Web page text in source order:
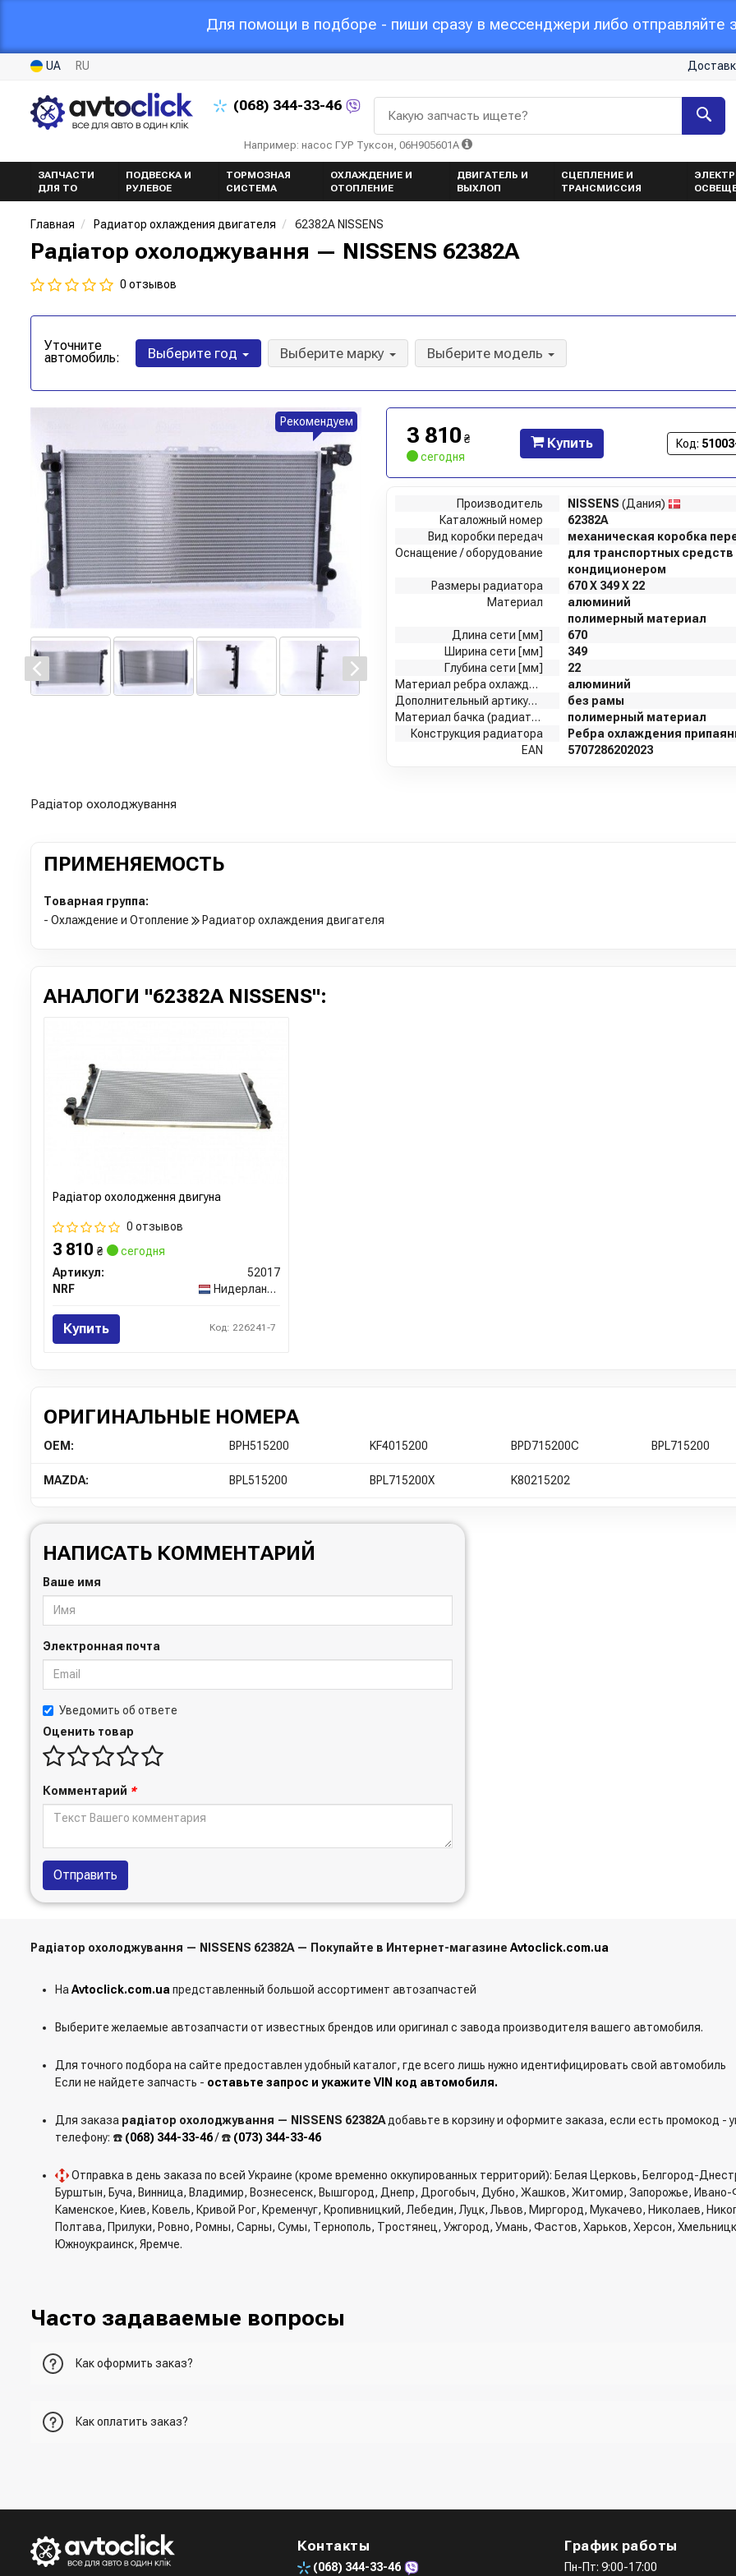
Для помощи в подборе - пиши сразу в мессенджери либо отправляйте
UA RU
(068) 344-33-46
Какую запчасть ищете?
Например: насос ГУР Туксон, 06H905601A
ЗАПЧАСТИ
ДЛЯ ТО
ПОДВЕСКА И
РУЛЕВОЕ
ТОРМОЗНАЯ
СИСТЕМА
ОХЛАЖДЕНИЕ И
ОТОПЛЕНИЕ
ДВИГАТЕЛЬ И
ВЫХЛОП
СЦЕПЛЕНИЕ И
ТРАНСМИССИЯ
Главная Радиатор охлаждения двигателя 62382A NISSENS
Радіатор охолоджування — NISSENS 62382A
0 отзывов
Уточните
автомобиль: Выберите год Выберите марку Выберите модель
Рекомендуем
3 810 ₴
сегодня
Купить Код:
Производитель NISSENS (Дания)
Каталожный номер
62382A
Вид коробки передач
механическая коробка
Оснащение / оборудование
для транспортных средств
кондиционером
Размеры радиатора
670 X 349 X 22
Материал
алюминий
полимерный материал
Длина сети [мм]
670
Ширина сети [мм]
349
Глубина сети [мм]
22
Материал ребра охлаждения
алюминий
Дополнительный артикул / дополнительная информация 2
без рамы
Материал бачка (радиатор)
полимерный материал
Конструкция радиатора
Ребра охлаждения
EAN
5707286202023
Радіатор охолоджування
ПРИМЕНЯЕМОСТЬ
Товарная группа:
- Охлаждение и Отопление
Радиатор охлаждения двигателя
АНАЛОГИ "62382A NISSENS":
Радіатор охолодження двигуна
0 отзывов
3 810 ₴
сегодня
Артикул:
52017
NRF
Нидерланды
Купить Код: 226241-7
ОРИГИНАЛЬНЫЕ НОМЕРА
OEM: BPH515200 KF4015200 BPD715200C BPL715200
MAZDA: BPL515200 BPL715200X K80215202
НАПИСАТЬ КОММЕНТАРИЙ
Ваше имя
Электронная почта
Уведомить об ответе
Оценить товар
Комментарий *
Отправить
Радіатор охолоджування — NISSENS 62382A — Покупайте в Интернет-магазине Avtoclick.com.ua
На Avtoclick.com.ua представленный большой ассортимент автозапчастей
Выберите желаемые автозапчасти от известных брендов или оригинал с завода производителя вашего автомобиля.
Для точного подбора на сайте предоставлен удобный каталог, где всего лишь нужно идентифицировать свой автомобиль
Если не найдете запчасть - оставьте запрос и укажите VIN код автомобиля.
Для заказа радіатор охолоджування — NISSENS 62382Aдобавьте в корзину и оформите заказа, если есть промокод -
телефону: ☎️ (068) 344-33-46/ ☎️ (073) 344-33-46
Отправка в день заказа по всей Украине (кроме временно оккупированных территорий): Белая Церковь, Белгород-
Бурштын, Буча, Винница, Владимир, Вознесенск, Вышгород, Днепр, Дрогобыч, Дубно, Жашков, Житомир, Запорожье,
Каменское, Киев, Ковель, Кривой Рог, Кременчуг, Кропивницкий, Лебедин, Луцк, Львов, Миргород, Мукачево, Николаев,
Полтава, Прилуки, Ровно, Ромны, Сарны, Сумы, Тернополь, Тростянец, Ужгород, Умань, Фастов, Харьков, Херсон,
Южноукраинск, Яремче.
Часто задаваемые вопросы
Как оформить заказ?
Четвертый вариант - заказать через доступные мессенджеры (viber, telegram)
Как оплатить заказ?
Контакты
(068) 344-33-46
График работы
Пн-Пт: 9:00-17:00